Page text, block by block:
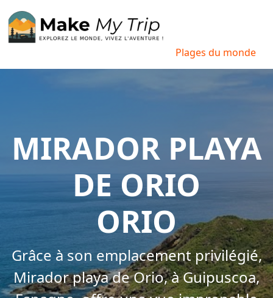
Plages du monde
MIRADOR PLAYA
DE ORIO
ORIO
Grâce à son emplacement privilégié,
Mirador playa de Orio, à Guipuscoa,